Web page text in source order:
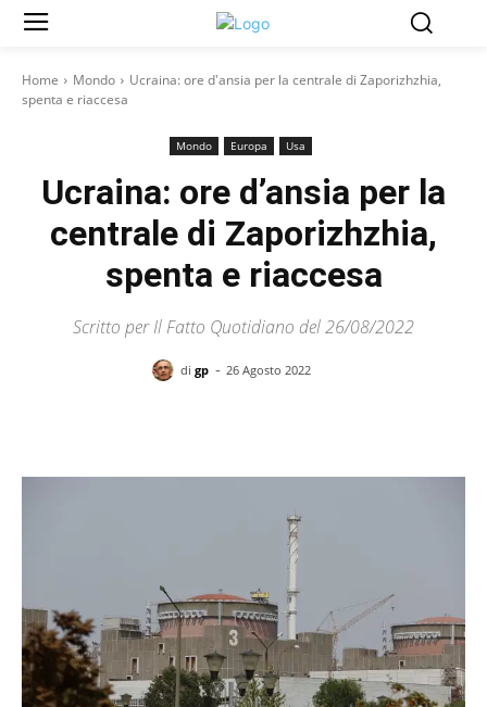
Home Mondo
Ucraina: ore d'ansia per la centrale di Zaporizhzhia,
spenta e riaccesa
Mondo Europa Usa
Ucraina: ore d’ansia per la
centrale di Zaporizhzhia,
spenta e riaccesa
Scritto per Il Fatto Quotidiano del 26/08/2022
di gp - 26 Agosto 2022